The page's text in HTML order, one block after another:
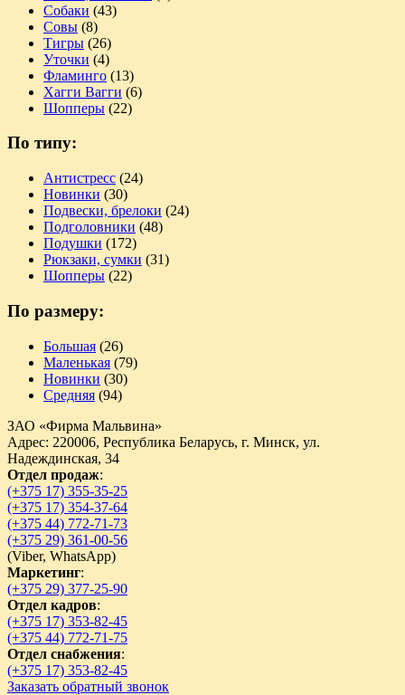
Собаки (43)
Совы (8)
Тигры (26)
Уточки (4)
Фламинго (13)
Хагги Вагги (6)
Шопперы (22)
По типу:
Антистресс (24)
Новинки (30)
Подвески, брелоки (24)
Подголовники (48)
Подушки (172)
Рюкзаки, сумки (31)
Шопперы (22)
По размеру:
Большая (26)
Маленькая (79)
Новинки (30)
Средняя (94)
ЗАО «Фирма Мальвина»
Адрес: 220006, Республика Беларусь, г. Минск, ул.
Надеждинская, 34
Отдел продаж:
(+375 17) 355-35-25
(+375 17) 354-37-64
(+375 44) 772-71-73
(+375 29) 361-00-56
(Viber, WhatsApp)
Маркетинг:
(+375 29) 377-25-90
Отдел кадров:
(+375 17) 353-82-45
(+375 44) 772-71-75
Отдел снабжения:
(+375 17) 353-82-45
Заказать обратный звонок